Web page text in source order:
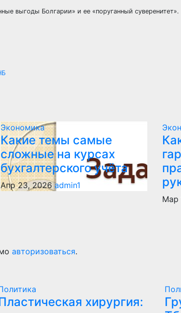
выгоды Болгарии» и ее «поруганный суверенитет».
Экономика
Какие темы самые
сложные на курсах
бухгалтерского учёта
Апр 23, 2026admin1
Мар
авторизоваться.
хирургия: